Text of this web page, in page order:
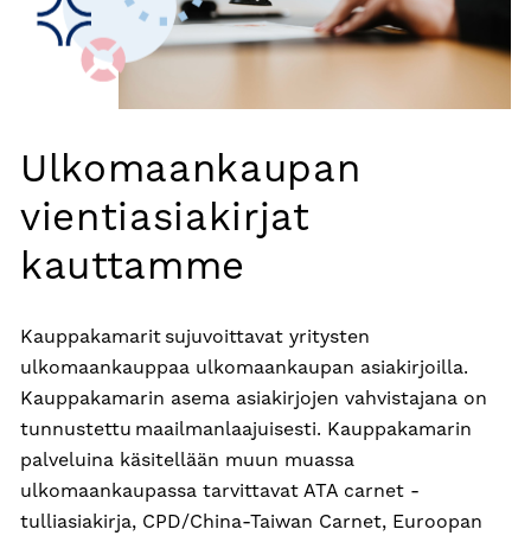
Ulkomaankaupan
vientiasiakirjat
kauttamme
Kauppakamarit sujuvoittavat yritysten
ulkomaankauppaa ulkomaankaupan asiakirjoilla.
Kauppakamarin asema asiakirjojen vahvistajana on
tunnustettu maailmanlaajuisesti. Kauppakamarin
palveluina käsitellään muun muassa
ulkomaankaupassa tarvittavat ATA carnet -
tulliasiakirja, CPD/China-Taiwan Carnet, Euroopan